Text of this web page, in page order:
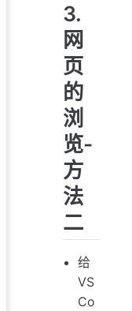
3.
网
页
的
浏
览-
方
法
二
给
VS
Co